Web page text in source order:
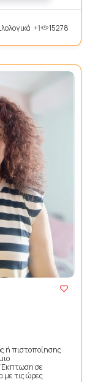
+1 15278
ή πιστοποίησης
σε
με τις ώρες